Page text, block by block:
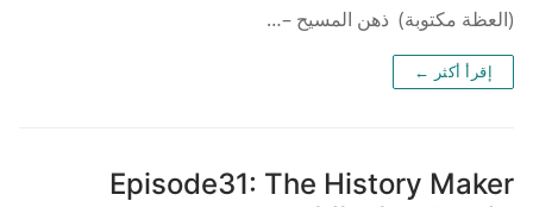
(العظة مكتوبة) ذهن المسيح –…
إقرأ أكثر ←
Episode31: The History Maker